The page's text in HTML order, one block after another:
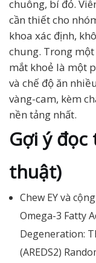
chuông, bí đỏ.
cần thiết cho
khoa xác định,
chung. Trong
mắt khoẻ là một
và chế độ ăn
vàng-cam, kèm
nền tảng nhất.
Gợi ý
thuật)
Chew EY và
Omega-3 Fatty
Degeneration:
(AREDS2)